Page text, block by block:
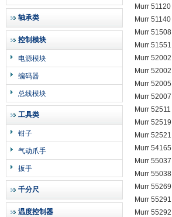
轴承类
控制模块
电源模块
编码器
总线模块
工具类
钳子
气动爪手
扳手
千分尺
温度控制器
Murr 51120
Murr 51140
Murr 51508
Murr 51551
Murr 52002
Murr 52002
Murr 52005
Murr 52007
Murr 52511
Murr 52519
Murr 52521
Murr 54165
Murr 55037
Murr 55038
Murr 55269
Murr 55291
Murr 55292